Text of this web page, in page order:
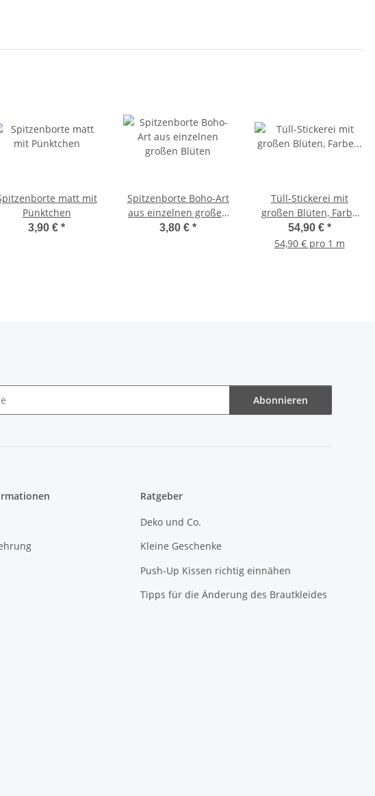
matt mit
Pünktchen
3,90 € *
Spitzenborte Boho-Art
aus einzelnen großen
Blüten
3,80 € *
Tüll-Stickerei mit
großen Blüten, Farbe
Ivory
54,90 € *
54,90 € pro 1 m
Abonnieren
Ratgeber
Deko und Co.
Kleine Geschenke
Push-Up Kissen richtig einnähen
Tipps für die Änderung des Brautkleides